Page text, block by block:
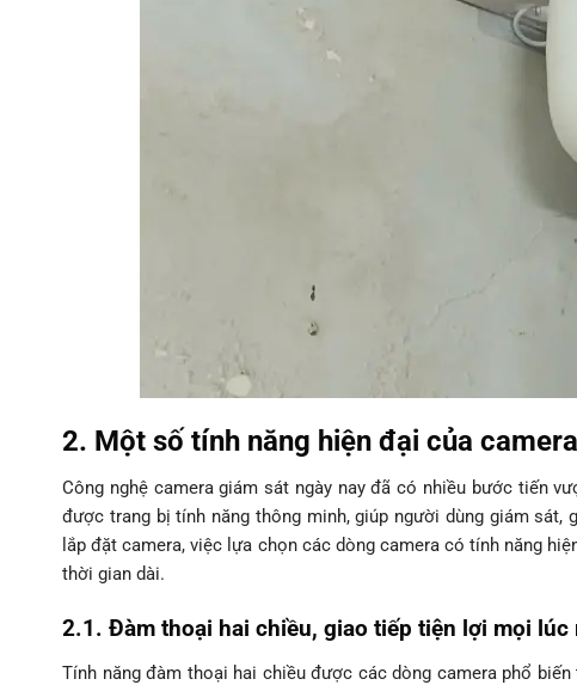
2. Một số tính năng hiện đại của
Công nghệ camera giám sát ngày nay đã có nhiều bước tiến
được trang bị tính năng thông minh, giúp người dùng giám
lắp đặt camera, việc lựa chọn các dòng camera có tính năng
thời gian dài.
2.1. Đàm thoại hai chiều, giao tiếp tiện lợi mọi lúc
Tính năng đàm thoại hai chiều được các dòng camera phổ